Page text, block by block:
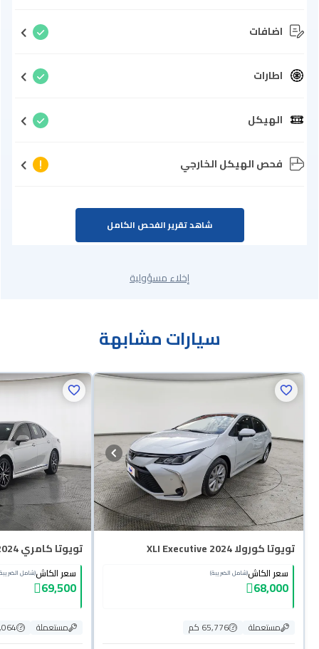
اضافات
اطارات
الهيكل
فحص الهيكل الخارجي
شاهد تقرير الفحص الكامل
إخلاء مسؤولية
سيارات مشابهة
تويوتا كورولا XLI Executive 2024
سعر الكاش(شامل الضريبة)
68,000
مستعملة
65,776 كم
تويوتا كامري GLE HEV 2024
سعر الكاش(شامل
69,500
مستعملة